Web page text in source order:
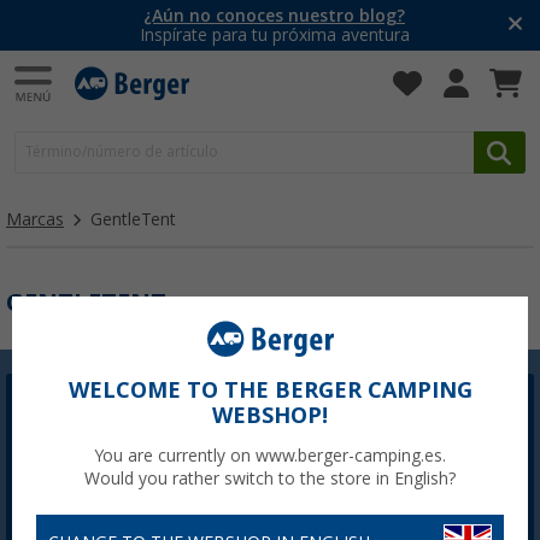
¿Aún no conoces nuestro blog?
Inspírate para tu próxima aventura
Marcas GentleTent
GENTLETENT
Newsletter Berger
actualmente. Arreglaremos el problema lo antes
posible.
WELCOME TO THE BERGER CAMPING
WEBSHOP!
You are currently on www.berger-camping.es.
Would you rather switch to the store in English?